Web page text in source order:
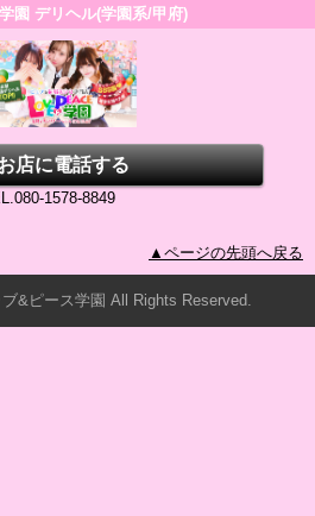
園 デリヘル(学園系/甲府)
店に電話する
1578-8849
▲ページの先頭へ戻る
&ピース学園 All Rights Reserved.